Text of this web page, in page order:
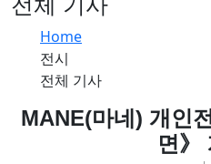
유진실 개인전 《리듬의 풍경》
최형인 개인전 《서로의 자리》
'파인캐릭터 2026', DDP서 11
강민서·송이현진 2인전 《
권민철 개인전 《완벽한 날씨
Home
전시
전체 기사
MANE(마네) 개인
면》